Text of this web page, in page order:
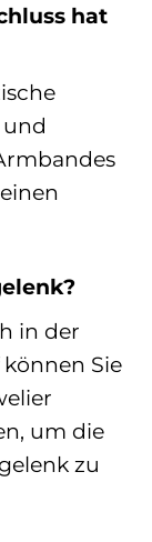
hat
und
in der
Sie
um die
zu